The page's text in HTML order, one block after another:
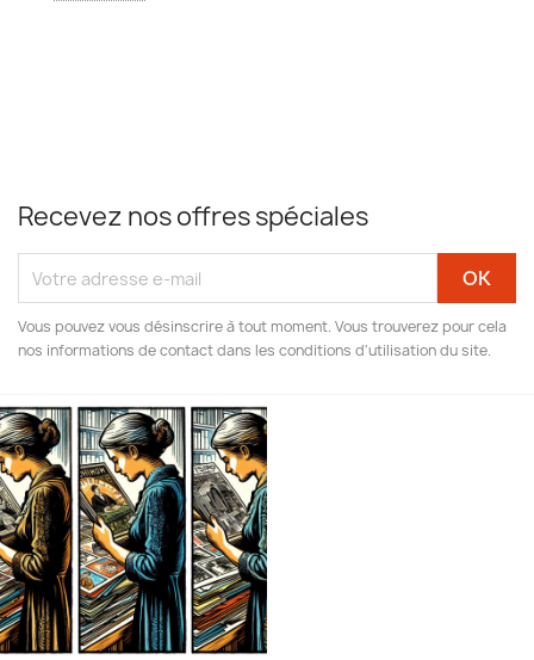
Recevez nos offres spéciales
Vous pouvez vous désinscrire à tout moment. Vous trouverez pour cela
nos informations de contact dans les conditions d'utilisation du site.